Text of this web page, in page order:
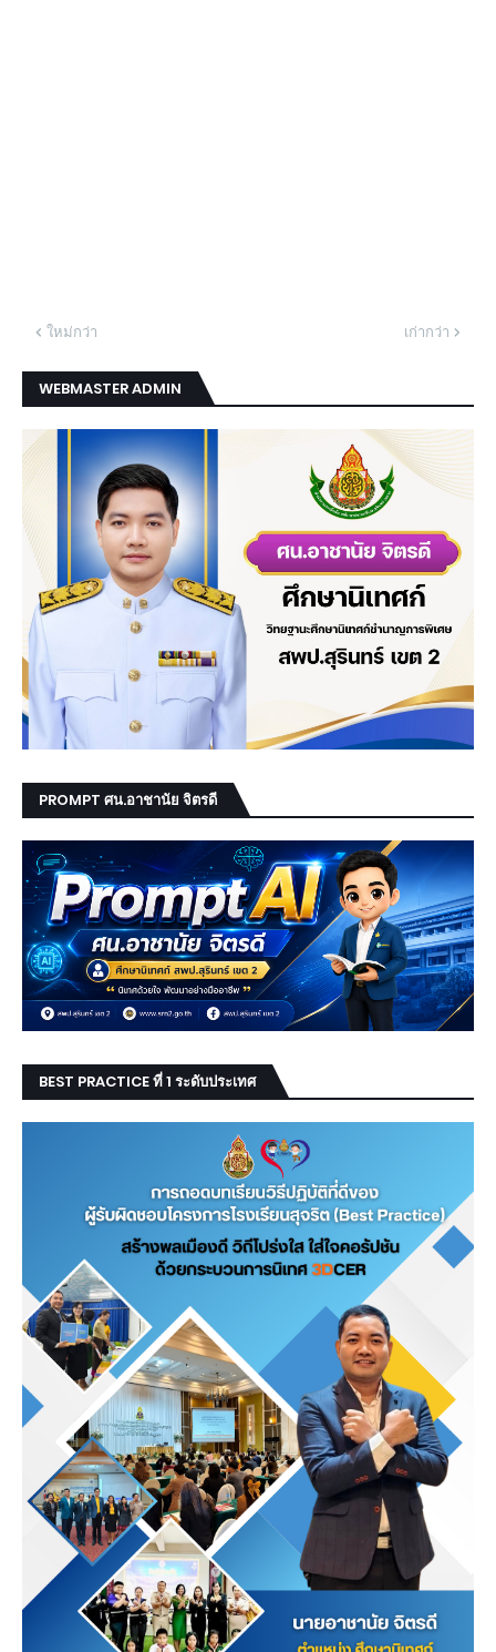
ใหม่กว่า เก่ากว่า
WEBMASTER ADMIN
PROMPT ศน.อาชานัย จิตรดี
BEST PRACTICE ที่ 1 ระดับประเทศ